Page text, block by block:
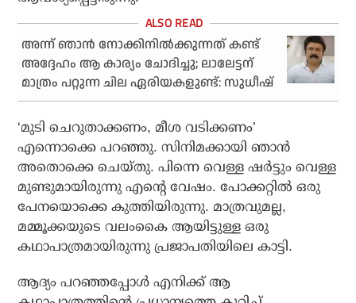
അന്ന് ഞാന്‍ നോക്കിനില്‍ക്കുന്നത് കണ്ട്
അദ്ദേഹം ആ കാര്യം ചോദിച്ചു; ലാലേട്ടന്
മാത്രം പറ്റുന്ന ചില ഏരിയകളുണ്ട്: സുധീഷ്
‘മുടി ചെറുതാക്കണം, മീശ വടിക്കണം’
എന്നൊക്കെ പറഞ്ഞു. സിനിമക്കായി ഞാന്‍
അതൊക്കെ ചെയ്തു. പിന്നെ വെള്ള ഷര്‍ട്ടും വെള്ള
മുണ്ടുമായിരുന്നു എന്റെ വേഷം. പോക്കറ്റില്‍ ഒരു
പേനയൊക്കെ കുത്തിയിരുന്നു. മാത്രവുമല്ല,
മമ്മൂക്കയുടെ വലംകൈ ആയിട്ടുള്ള ഒരു
കഥാപാത്രമായിരുന്നു പ്രജാപതിയിലെ കാട്ടി.
ആദ്യം പറഞ്ഞപ്പോള്‍ എനിക്ക് ആ